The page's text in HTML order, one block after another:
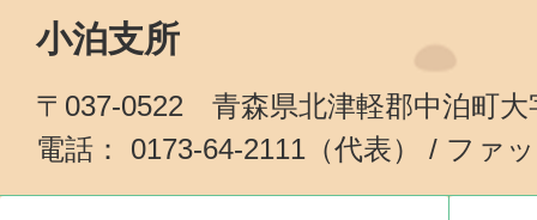
小泊支所
〒037-0522 青森県北津軽郡中泊町大
電話： 0173-64-2111（代表） / ファ